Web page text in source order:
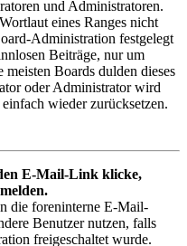
und Administratoren.
eines Ranges nicht
Administration festgelegt
Beiträge, nur um
Boards dulden dieses
oder Administrator wird
wieder zurücksetzen.
E-Mail-Link klicke,
die foreninterne E-Mail-
Benutzer nutzen, falls
freigeschaltet wurde.